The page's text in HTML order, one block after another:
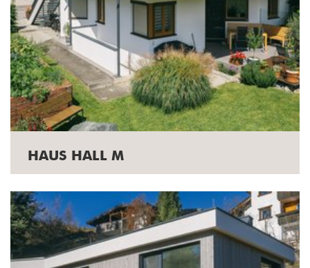
HAUS HALL M